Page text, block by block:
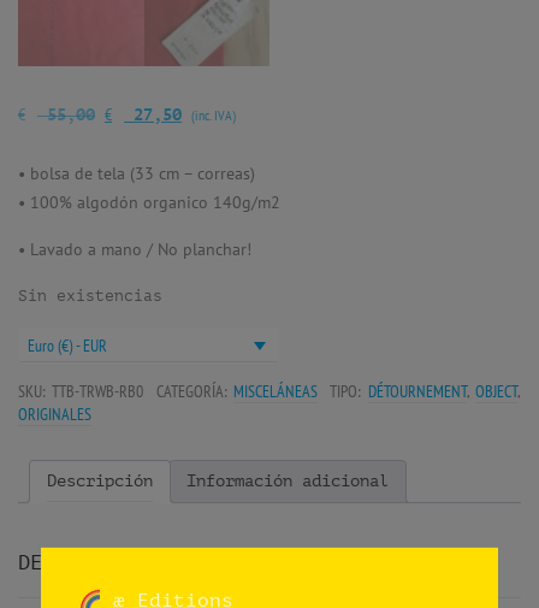
€ 55,00 € 27,50 (inc. IVA)
• bolsa de tela (33 cm – correas)
• 100% algodón organico 140g/m2
• Lavado a mano / No planchar!
Sin existencias
Euro (€) - EUR
SKU:TTB-TRWB-RB0 CATEGORÍA: MISCELÁNEAS TIPO: DÉTOURNEMENT,OBJECT,
ORIGINALES
Descripción Información adicional
DESCRIPCIÓN
æ Editions